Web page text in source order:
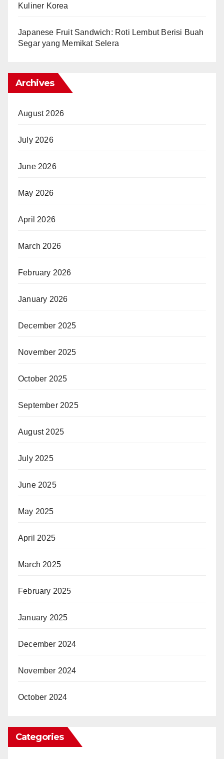
Kuliner Korea
Japanese Fruit Sandwich: Roti Lembut Berisi Buah
Segar yang Memikat Selera
Archives
August 2026
July 2026
June 2026
May 2026
April 2026
March 2026
February 2026
January 2026
December 2025
November 2025
October 2025
September 2025
August 2025
July 2025
June 2025
May 2025
April 2025
March 2025
February 2025
January 2025
December 2024
November 2024
October 2024
Categories